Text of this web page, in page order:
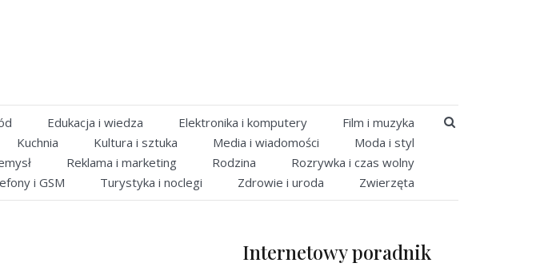
Edukacja i wiedza Elektronika i komputery
Film i muzyka
Kuchnia Kultura i sztuka Media i wiadomości
Moda i styl
Reklama i marketing Rodzina
Rozrywka i czas wolny
i GSM Turystyka i noclegi Zdrowie i uroda Zwierzęta
Internetowy poradnik